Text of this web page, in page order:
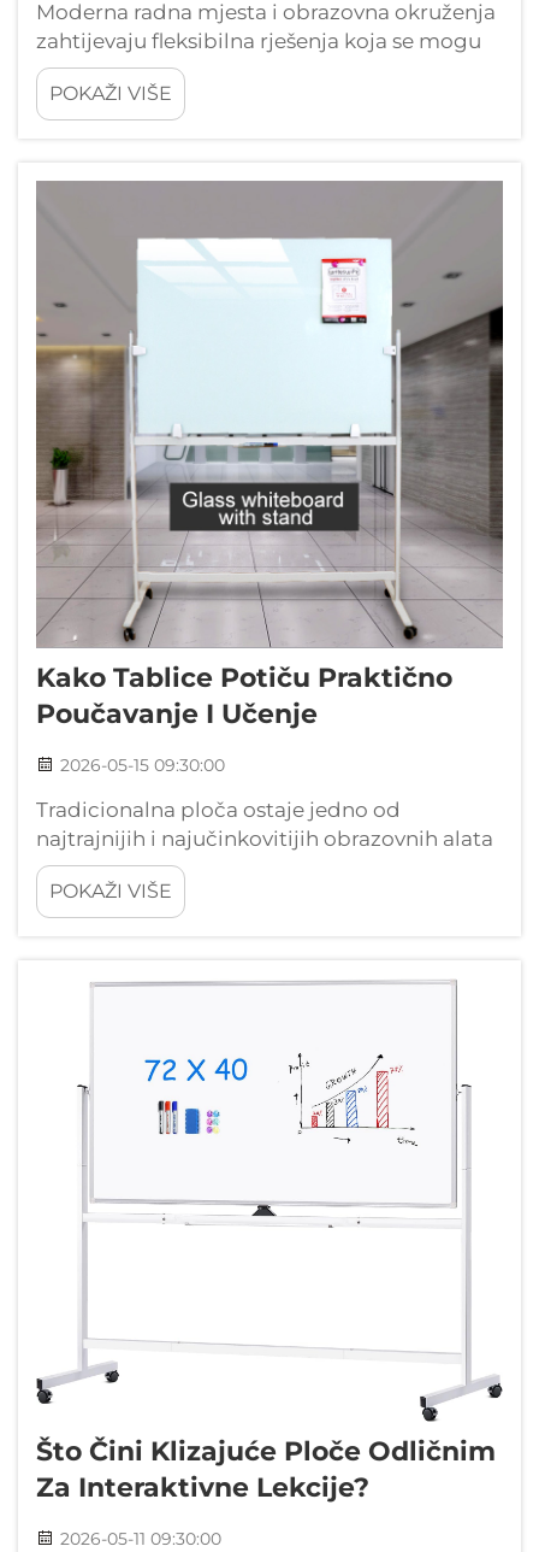
Moderna radna mjesta i obrazovna okruženja
zahtijevaju fleksibilna rješenja koja se mogu
prilagoditi promjenama potreba i prostora.
Ploča s stolicom predstavlja savršenu
mješavinu funkcionalnosti i mobilnosti,
POKAŽI VIŠE
Kako Tablice Potiču Praktično
Poučavanje I Učenje
2026-05-15 09:30:00
Tradicionalna ploča ostaje jedno od
najtrajnijih i najučinkovitijih obrazovnih alata
u učionicama diljem svijeta. Unatoč
digitalnoj revoluciji koja je transformirala
moderno obrazovanje, ploča nastavlja da
POKAŽI VIŠE
Što Čini Klizajuće Ploče Odličnim
Za Interaktivne Lekcije?
2026-05-11 09:30:00